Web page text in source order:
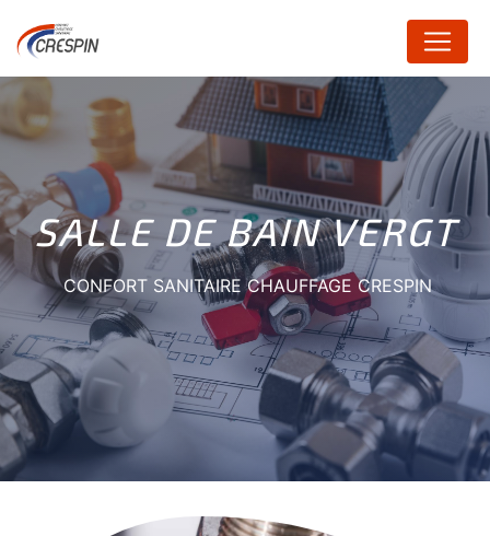
SALLE DE BAIN VERGT
CONFORT SANITAIRE CHAUFFAGE CRESPIN